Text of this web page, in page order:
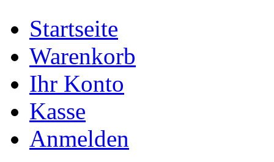
Startseite
Warenkorb
Ihr Konto
Kasse
Anmelden